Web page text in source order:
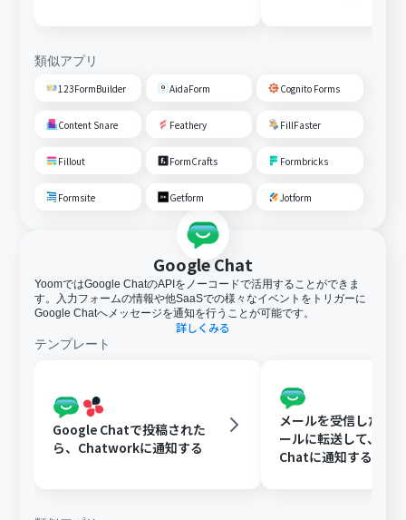
類似アプリ
123FormBuilder AidaForm Cognito Forms
Content Snare Feathery FillFaster
Fillout FormCrafts Formbricks
Formsite Getform Jotform
Google Chat
YoomではGoogle ChatのAPIをノーコードで活用することができま
す。入力フォームの情報や他SaaSでの様々なイベントをトリガーに
Google Chatへメッセージを通知を行うことが可能です。
詳しくみる
テンプレート
Google Chatで投稿された
ら、Chatworkに通知する
メールを受信したら
ールに転送して、
Chatに通知する